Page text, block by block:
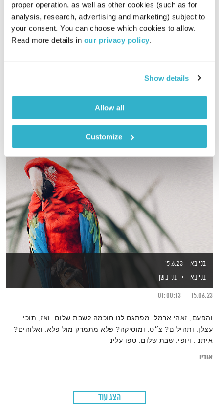
proper operation, as well as other cookies (such as for
analysis, research, advertising and marketing) subject to
your consent. You can choose which cookies to allow.
Read more details in our privacy policy.
Show details
Allow all
Customize
פרשת שלח לך
נפגשים לשבת
הרב אור זוהר מקבל את השבת בשיחה על פרשת השבוע – פרשת
"שלח לך". אורח באולפן: ג'יוואני יובל, מנחה מדיטציות אקטיביות
בני בא – 15.6.23
בני בא
בני בשן
15.06.23
01:00:13
והפעם, זאהי ארמלי מפתגם לנו חוכמה לשבת שלום. ואז, תוכי
עצלן. ותהילים? צ״ט. ומוסיקה? פלא מתמרק מול פלא. ואלוהים?
איתנו. ויופי. שבת שלום. טפו עלינו
אודיו
הצג עוד